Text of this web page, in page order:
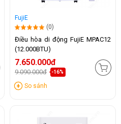
FujiE
(0)
Điều hòa di động FujiE MPAC12
(12.000BTU)
7.650.000đ
9.090.000đ -16%
So sánh